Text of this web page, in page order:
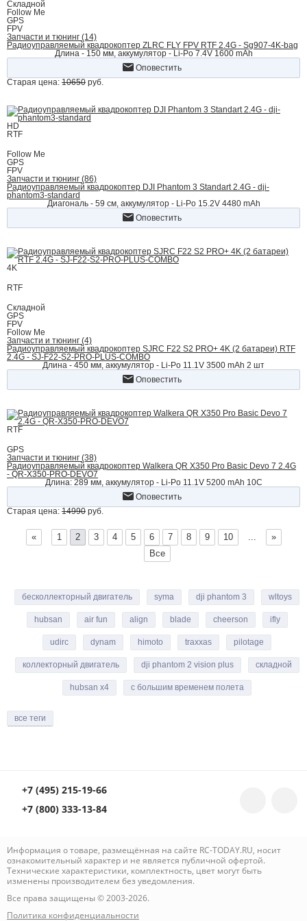
Складной
Follow Me
GPS
FPV
Запчасти и тюнинг (14)
Радиоуправляемый квадрокоптер ZLRC FLY FPV RTF 2.4G - Sg907-4K-bag
Длина - 150 мм, аккумулятор - Li-Po 7.4V 1600 mAh
Оповестить
Старая цена: 10650 руб.
HD
RTF
Follow Me
GPS
FPV
Запчасти и тюнинг (86)
Радиоуправляемый квадрокоптер DJI Phantom 3 Standart 2.4G - dji-
phantom3-standard
Диагональ - 59 cм, аккумулятор - Li-Po 15.2V 4480 mAh
Оповестить
4K
RTF
Складной
GPS
FPV
Follow Me
Запчасти и тюнинг (4)
Радиоуправляемый квадрокоптер SJRC F22 S2 PRO+ 4K (2 батареи) RTF
2.4G - SJ-F22-S2-PRO-PLUS-COMBO
Длина - 450 мм, аккумулятор - Li-Po 11.1V 3500 mAh 2 шт
Оповестить
RTF
GPS
Запчасти и тюнинг (38)
Радиоуправляемый квадрокоптер Walkera QR X350 Pro Basic Devo 7 2.4G
- QR-X350-PRO-DEVO7
Длина: 289 мм, аккумулятор - Li-Po 11.1V 5200 mAh 10С
Оповестить
Старая цена: 14990 руб.
« 1 2 3 4 5 6 7 8 9 10 ...
»
Все
бесколлекторный двигатель syma dji phantom 3 wltoys
hubsan air fun align blade cheerson ifly
udirc dynam himoto traxxas pilotage
коллекторный двигатель dji phantom 2 vision plus складной
hubsan x4 с большим временем полета
все теги
+7 (495) 215-19-66
+7 (800) 333-13-84
Информация о товаре, размещённая на сайте RC-TODAY.RU, носит
ознакомительный характер и не является публичной офертой.
Технические характеристики, комплектность, цвет могут быть
изменены производителем без уведомления.
Все права защищены © 2003-2026.
Политика конфиденциальности